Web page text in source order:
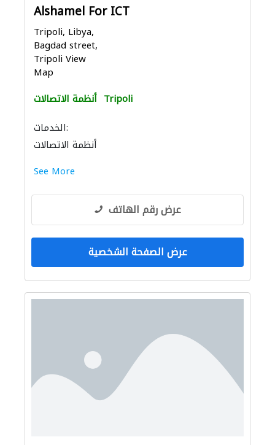
Alshamel For ICT
Tripoli, Libya,
Bagdad street,
Tripoli View
Map
أنظمة الاتصالات Tripoli
الخدمات:
أنظمة الاتصالات
See More
عرض رقم الهاتف
عرض الصفحة الشخصية